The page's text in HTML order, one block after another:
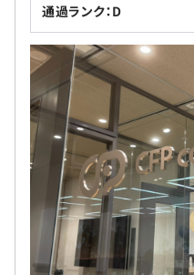
無期雇用
6ヶ月（待遇に変更なし）
通過ランク：D